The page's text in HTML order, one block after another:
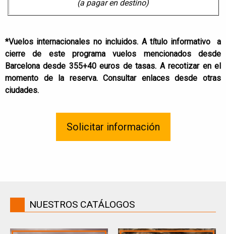
(a pagar en destino)
*Vuelos internacionales no incluidos. A título informativo a
cierre de este programa vuelos mencionados desde
Barcelonadesde 355+40 euros de tasas. A recotizar en el
momento de la reserva. Consultar enlaces desde otras
ciudades.
Solicitar información
NUESTROS CATÁLOGOS